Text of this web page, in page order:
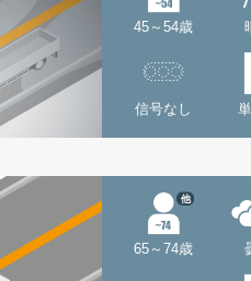
45～54歳
信号なし
65～74歳
他